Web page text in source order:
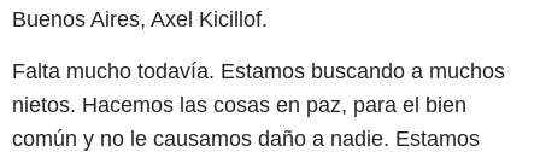
Buenos Aires, Axel Kicillof.
Falta mucho todavía. Estamos buscando a muchos
nietos. Hacemos las cosas en paz, para el bien
común y no le causamos daño a nadie. Estamos